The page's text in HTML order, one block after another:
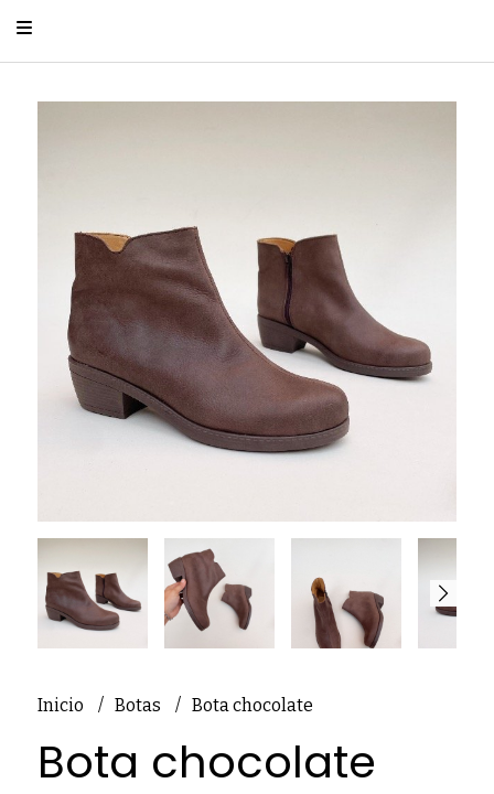
Inicio Botas Bota chocolate
Bota chocolate